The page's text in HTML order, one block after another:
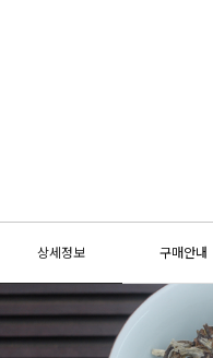
상세정보 구매안내